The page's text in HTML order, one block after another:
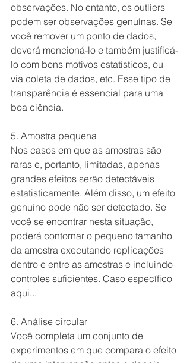
observações. No entanto, os outliers
podem ser observações genuínas. Se
você remover um ponto de dados,
deverá mencioná-lo e também justificá-
lo com bons motivos estatísticos, ou
via coleta de dados, etc. Esse tipo de
transparência é essencial para uma
boa ciência.
5. Amostra pequena
Nos casos em que as amostras são
raras e, portanto, limitadas, apenas
grandes efeitos serão detectáveis ​​
estatisticamente. Além disso, um efeito
genuíno pode não ser detectado. Se
você se encontrar nesta situação,
poderá contornar o pequeno tamanho
da amostra executando replicações
dentro e entre as amostras e incluindo
controles suficientes. Caso específico
aqui...
6. Análise circular
Você completa um conjunto de
experimentos em que compara o efeito